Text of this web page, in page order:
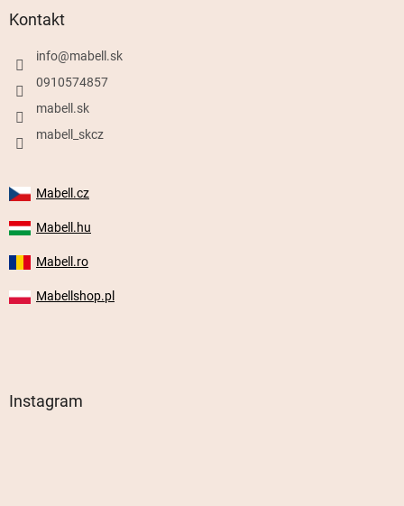
Kontakt
info@mabell.sk
0910574857
mabell.sk
mabell_skcz
Mabell.cz
Mabell.hu
Mabell.ro
Mabellshop.pl
Instagram